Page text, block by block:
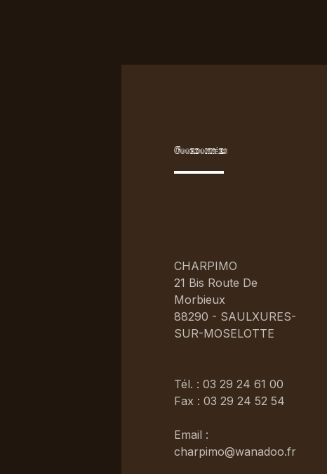
Coordonnées
CHARPIMO
21 Bis Route De
Morbieux
88290 - SAULXURES-
SUR-MOSELOTTE
Tél. : 03 29 24 61 00
Fax : 03 29 24 52 54
Email :
charpimo@wanadoo.fr